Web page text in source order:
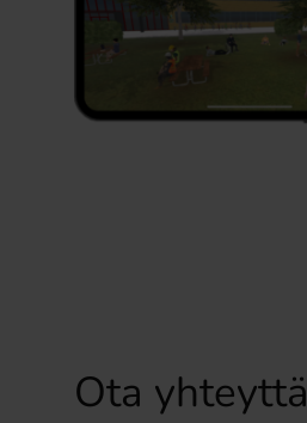
Ota yhteyttä